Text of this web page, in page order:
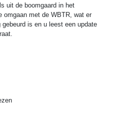
uit de boomgaard in het
omgaan met de WBTR, wat er
is en u leest een update